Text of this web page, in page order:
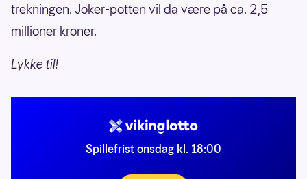
trekningen. Joker-potten vil da være på ca. 2,5
millioner kroner.
Lykke til!
Spillefrist onsdag kl. 18:00